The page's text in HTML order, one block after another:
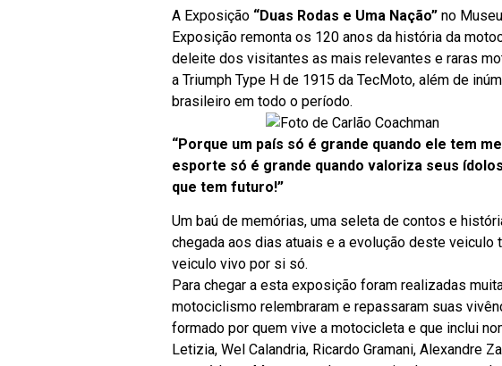
A Exposição “Duas Rodas e Uma Nação” no
Exposição remonta os 120 anos da história da
deleite dos visitantes as mais relevantes e raras
a Triumph Type H de 1915 da TecMoto, além de
brasileiro em todo o período.
“Porque um país só é grande quando ele tem
esporte só é grande quando valoriza seus
que tem futuro!”
Um baú de memórias, uma seleta de contos e
chegada aos dias atuais e a evolução deste
veiculo vivo por si só.
Para chegar a esta exposição foram realizadas
motociclismo relembraram e repassaram suas
formado por quem vive a motocicleta e que inclui
Letizia, Wel Calandria, Ricardo Gramani, Alexandre